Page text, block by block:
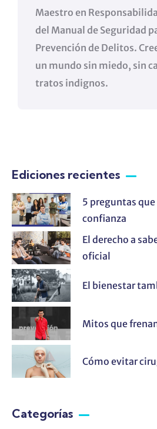
Maestro en
del Manual de Seguridad
Prevención de Delitos.
un mundo sin miedo, sin
tratos indignos.
Ediciones recientes
5 preguntas
confianza
El derecho a
oficial
El bienestar
Mitos que
Cómo evitar
Categorías